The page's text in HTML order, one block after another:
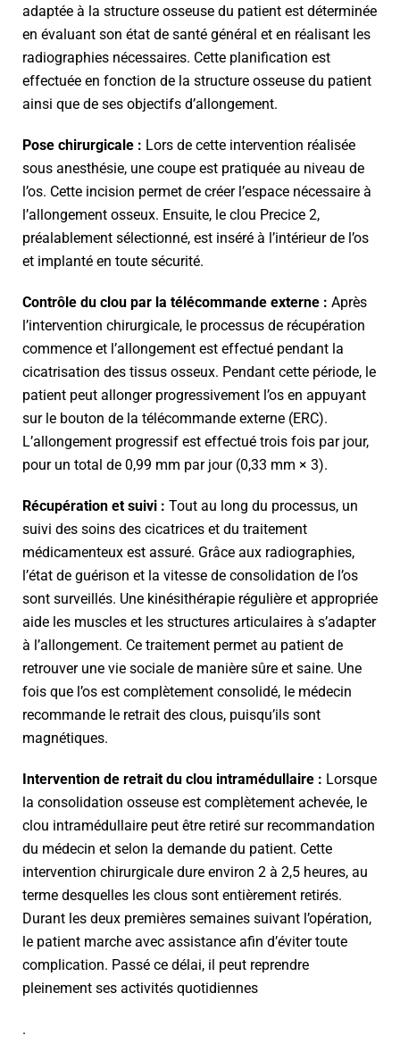
adaptée à la structure osseuse du patient est déterminée
en évaluant son état de santé général et en réalisant les
radiographies nécessaires. Cette planification est
effectuée en fonction de la structure osseuse du patient
ainsi que de ses objectifs d’allongement.
Pose chirurgicale : Lors de cette intervention réalisée
sous anesthésie, une coupe est pratiquée au niveau de
l’os. Cette incision permet de créer l’espace nécessaire à
l’allongement osseux. Ensuite, le clou Precice 2,
préalablement sélectionné, est inséré à l’intérieur de l’os
et implanté en toute sécurité.
Contrôle du clou par la télécommande externe : Après
l’intervention chirurgicale, le processus de récupération
commence et l’allongement est effectué pendant la
cicatrisation des tissus osseux. Pendant cette période, le
patient peut allonger progressivement l’os en appuyant
sur le bouton de la télécommande externe (ERC).
L’allongement progressif est effectué trois fois par jour,
pour un total de 0,99 mm par jour (0,33 mm × 3).
Récupération et suivi : Tout au long du processus, un
suivi des soins des cicatrices et du traitement
médicamenteux est assuré. Grâce aux radiographies,
l’état de guérison et la vitesse de consolidation de l’os
sont surveillés. Une kinésithérapie régulière et appropriée
aide les muscles et les structures articulaires à s’adapter
à l’allongement. Ce traitement permet au patient de
retrouver une vie sociale de manière sûre et saine. Une
fois que l’os est complètement consolidé, le médecin
recommande le retrait des clous, puisqu’ils sont
magnétiques.
Intervention de retrait du clou intramédullaire : Lorsque
la consolidation osseuse est complètement achevée, le
clou intramédullaire peut être retiré sur recommandation
du médecin et selon la demande du patient. Cette
intervention chirurgicale dure environ 2 à 2,5 heures, au
terme desquelles les clous sont entièrement retirés.
Durant les deux premières semaines suivant l’opération,
le patient marche avec assistance afin d’éviter toute
complication. Passé ce délai, il peut reprendre
pleinement ses activités quotidiennes
.